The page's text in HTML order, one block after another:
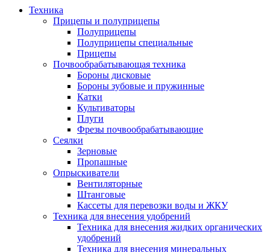
Техника
Прицепы и полуприцепы
Полуприцепы
Полуприцепы специальные
Прицепы
Почвообрабатывающая техника
Бороны дисковые
Бороны зубовые и пружинные
Катки
Культиваторы
Плуги
Фрезы почвообрабатывающие
Сеялки
Зерновые
Пропашные
Опрыскиватели
Вентиляторные
Штанговые
Кассеты для перевозки воды и ЖКУ
Техника для внесения удобрений
Техника для внесения жидких органических
удобрений
Техника для внесения минеральных